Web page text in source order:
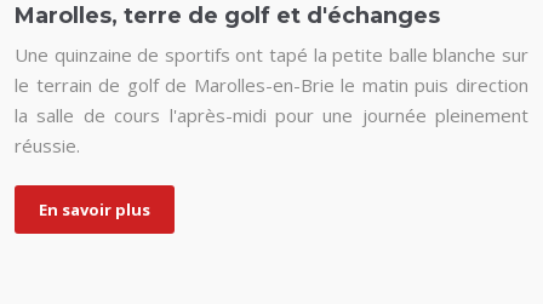
Marolles, terre de golf et d'échanges
Une quinzaine de sportifs ont tapé la petite balle blanche sur
le terrain de golf de Marolles-en-Brie le matin puis direction
la salle de cours l'après-midi pour une journée pleinement
réussie.
En savoir plus